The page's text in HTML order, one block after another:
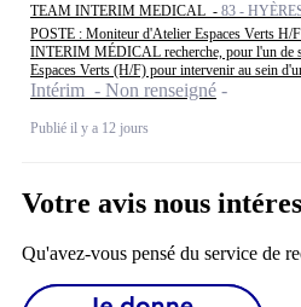
TEAM INTERIM MEDICAL - 83 -
POSTE : Moniteur d'Atelier Espaces Verts
INTERIM MÉDICAL recherche, pour l'un de
Espaces Verts (H/F) pour intervenir au sein
Intérim - Non renseigné
Publié il y a 12 jours
Votre avis nous
Qu'avez-vous pensé du service de